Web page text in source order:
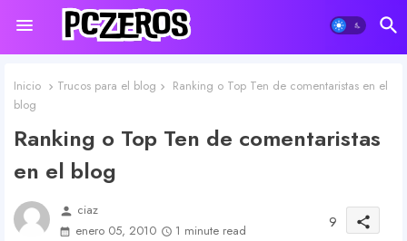
Inicio Trucos para el blog
Ranking o Top Ten de comentaristas en el
blog
Ranking o Top Ten de comentaristas
en el blog
person ciaz
enero 05, 2010
1 minute read 9 share